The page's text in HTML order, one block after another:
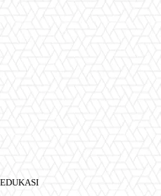
EDUKASI